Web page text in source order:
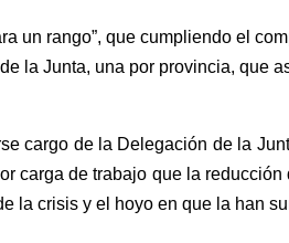
un rango”, que cumpliendo el
la Junta, una por provincia, que
cargo de la Delegación de la
carga de trabajo que la
la crisis y el hoyo en que la han